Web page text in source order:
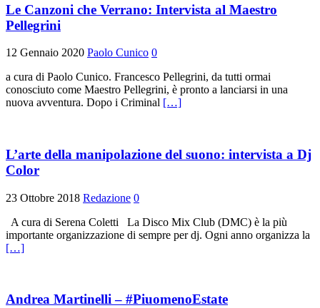
Le Canzoni che Verrano: Intervista al Maestro
Pellegrini
12 Gennaio 2020 Paolo Cunico 0
a cura di Paolo Cunico. Francesco Pellegrini, da tutti ormai
conosciuto come Maestro Pellegrini, è pronto a lanciarsi in una
nuova avventura. Dopo i Criminal […]
L’arte della manipolazione del suono: intervista a Dj
Color
23 Ottobre 2018 Redazione 0
A cura di Serena Coletti La Disco Mix Club (DMC) è la più
importante organizzazione di sempre per dj. Ogni anno organizza la
[…]
Andrea Martinelli – #PiuomenoEstate